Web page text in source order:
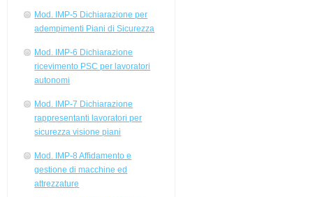
Mod. IMP-5 Dichiarazione per
adempimenti Piani di Sicurezza
Mod. IMP-6 Dichiarazione
ricevimento PSC per lavoratori
autonomi
Mod. IMP-7 Dichiarazione
rappresentanti lavoratori per
sicurezza visione piani
Mod. IMP-8 Affidamento e
gestione di macchine ed
attrezzature